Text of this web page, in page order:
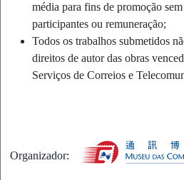
média para fins de promoção
participantes ou remuneração;
Todos os trabalhos submetidos
direitos de autor das obras
Serviços de Correios e
Organizador: